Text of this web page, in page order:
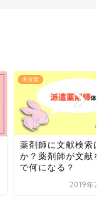
未分類
薬剤師に文献検索は
か？薬剤師が文献を
で何になる？
2019年2